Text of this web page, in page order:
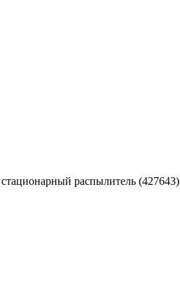
распылитель (427643)